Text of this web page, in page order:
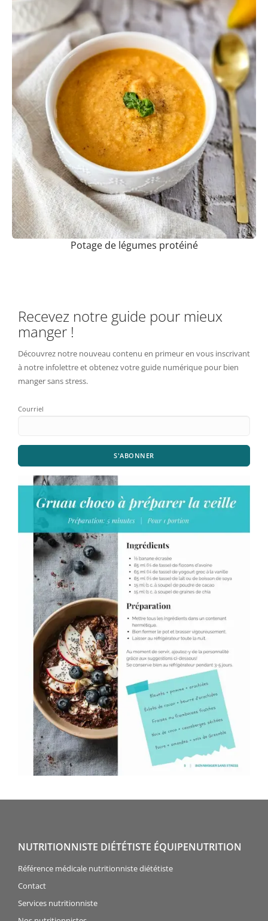
Potage de légumes protéiné
Recevez notre guide pour mieux
manger !
Découvrez notre nouveau contenu en primeur en vous inscrivant
à notre infolettre et obtenez votre guide numérique pour bien
manger sans stress.
Courriel
S'ABONNER
NUTRITIONNISTE DIÉTÉTISTE ÉQUIPENUTRITION
Référence médicale nutritionniste diététiste
Contact
Services nutritionniste